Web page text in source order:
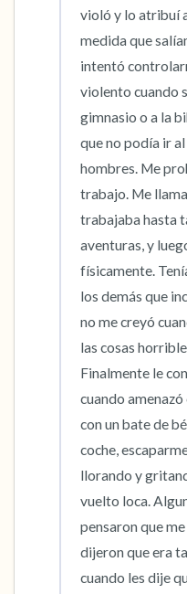
violó y lo atribuí
medida que
intentó
violento cuando
gimnasio o a la
que no podía ir
hombres. Me
trabajo. Me
trabajaba hasta
aventuras, y
físicamente.
los demás que
no me creyó
las cosas
Finalmente le
cuando
con un bate de
coche,
llorando y
vuelto loca.
pensaron que
dijeron que era
cuando les dije